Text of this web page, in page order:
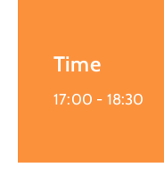
Time
17:00 - 18:30